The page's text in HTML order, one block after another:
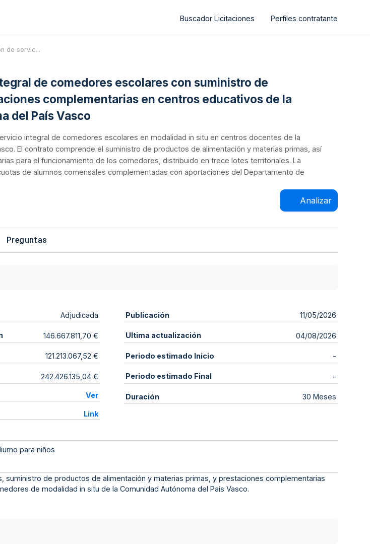
Buscador Licitaciones Perfiles contratante
de servic...
de comedores escolares con suministro de
complementarias en centros educativos de la
del País Vasco
integral de comedores escolares en modalidad in situ en centros docentes de la
El contrato comprende el suministro de productos de alimentación y materias primas, así
para el funcionamiento de los comedores, distribuido en trece lotes territoriales. La
de alumnos comensales complementadas con aportaciones del Departamento de
Analizar
Preguntas
Adjudicada
146.667.811,70 €
121.213.067,52 €
242.426.135,04 €
Ver
Link
Publicación 11/05/2026
Ultima actualización 04/08/2026
Periodo estimado Inicio -
Periodo estimado Final -
Duración 30 Meses
para niños
suministro de productos de alimentación y materias primas, y prestaciones complementarias
de modalidad in situ de la Comunidad Autónoma del País Vasco.